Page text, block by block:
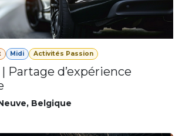
Midi Activités Passion
Partage d’expérience
, Belgique